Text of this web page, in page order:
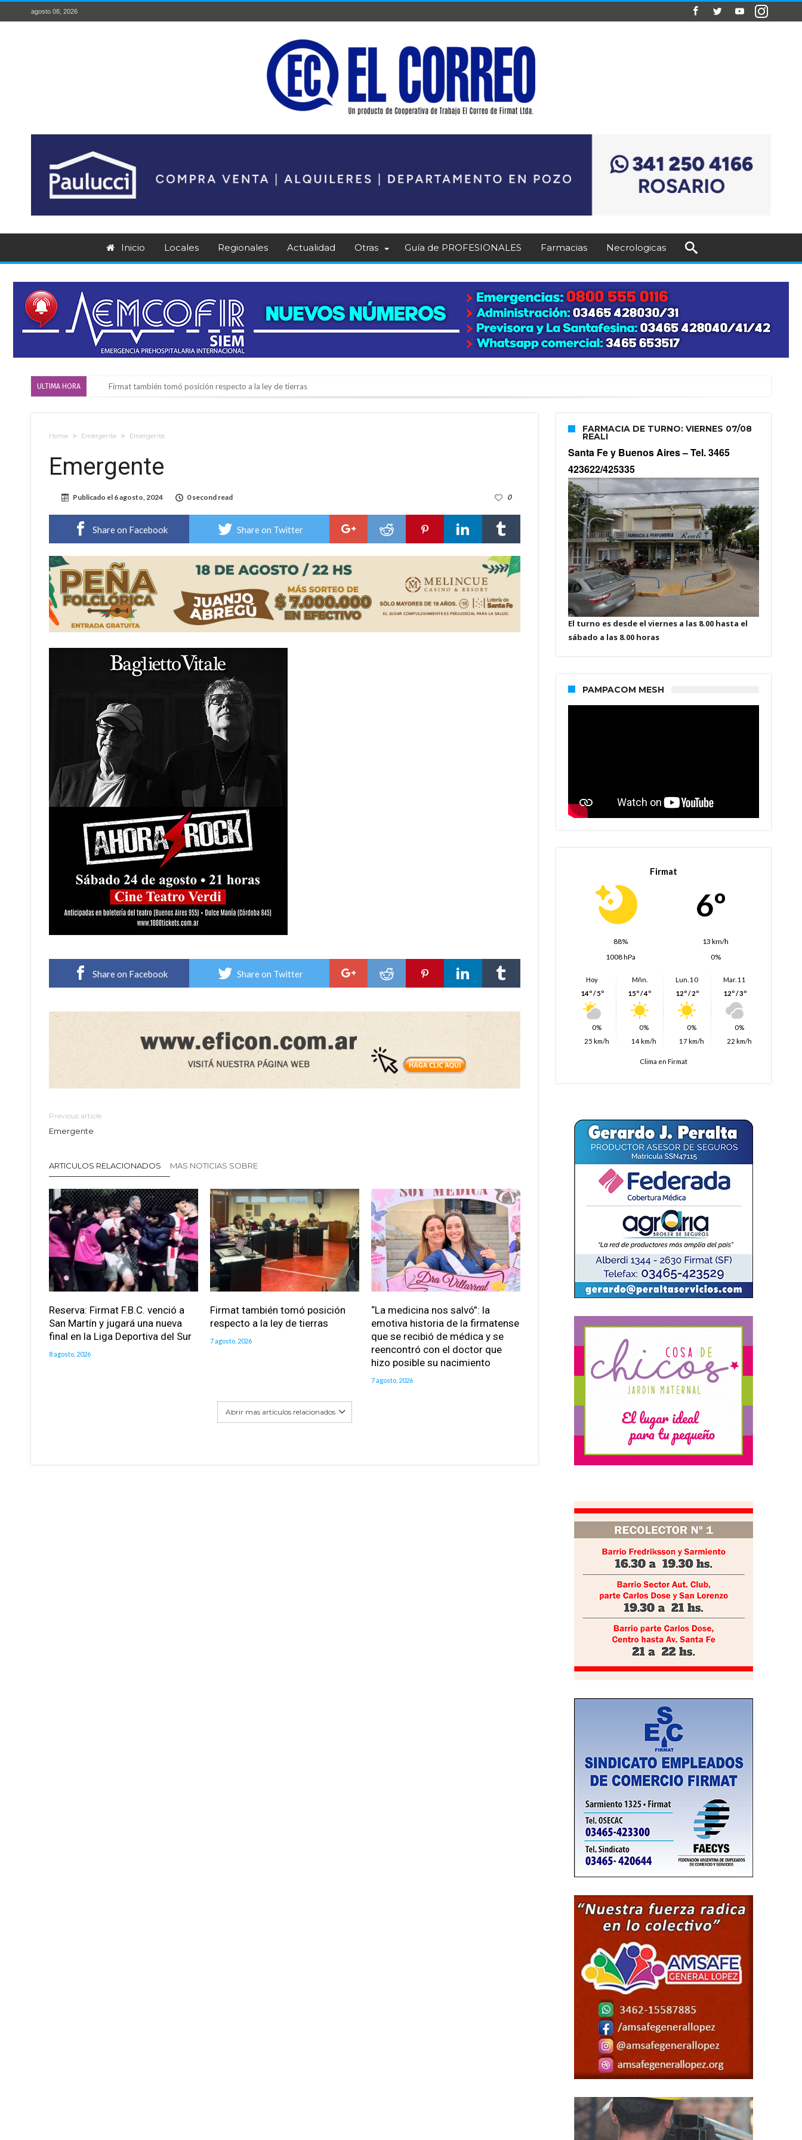
agosto 08, 2026
Inicio Locales Regionales Actualidad Otras Guía de PROFESIONALES Farmacias Necrologicas
ULTIMA HORA Firmat también tomó posición respecto a la ley de tierras
Firmat: avanza la investigación de dos empleadas del Juzgado de Faltas por presuntas irregularidades
Colecta solidaria de juguetes en Firmat para el EPI y el Hospital Vilela
Vuelve el básquet: este viernes arranca el Clausura con agenda confirmada y planteles renovados
Home Emergente Emergente
Emergente
Publicado el 6 agosto, 2024 0 second read 0
Share on Facebook Share on Twitter
Share on Facebook Share on Twitter
Previous article
Emergente
ARTICULOS RELACIONADOS MAS NOTICIAS SOBRE
Reserva: Firmat F.B.C. venció a
San Martín y jugará una nueva
final en la Liga Deportiva del Sur
8 agosto, 2026
Firmat también tomó posición
respecto a la ley de tierras
7 agosto, 2026
“La medicina nos salvó”: la
emotiva historia de la firmatense
que se recibió de médica y se
reencontró con el doctor que
hizo posible su nacimiento
7 agosto, 2026
Abrir mas artículos relacionados
FARMACIA DE TURNO: VIERNES 07/08
REALI
Santa Fe y Buenos Aires –Tel. 3465
423622/425335
El turno es desde el viernes a las 8.00 hasta el
sábado a las 8.00 horas
PAMPACOM MESH
Firmat
6º
88%
13 km/h
1008 hPa
0%
Hoy
14º / 5º
0%
25 km/h
Mñn.
15º / 4º
0%
14 km/h
Lun. 10
12º / 2º
0%
17 km/h
Mar. 11
12º / 3º
0%
22 km/h
Clima en Firmat